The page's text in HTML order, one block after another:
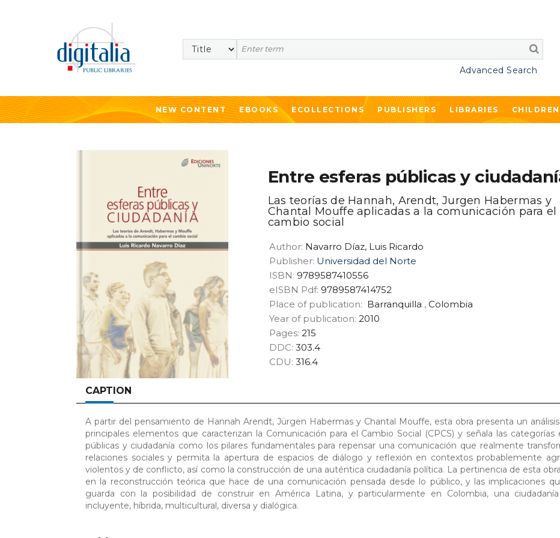
Search
Advanced Search
NEW CONTENT EBOOKS ECOLLECTIONS PUBLISHERS LIBRARIES
Entre esferas públicas y
Las teorías de Hannah, Arendt, Jurgen Habermas y
Chantal Mouffe aplicadas a la comunicación para el
cambio social
Author: Navarro Díaz, Luis Ricardo
Publisher: Universidad del Norte
ISBN: 9789587410556
eISBN Pdf: 9789587414752
Place of publication: Barranquilla , Colombia
Year of publication: 2010
Pages: 215
DDC: 303.4
CDU: 316.4
CAPTION
A partir del pensamiento de Hannah Arendt, Jürgen Habermas y Chantal Mouffe, esta obra presenta un
principales elementos que caracterizan la Comunicación para el Cambio Social (CPCS) y señala las categorías
públicas y ciudadanía como los pilares fundamentales para repensar una comunicación que realmente
relaciones sociales y permita la apertura de espacios de diálogo y reflexión en contextos probablemente
violentos y de conflicto, así como la construcción de una auténtica ciudadanía política. La pertinencia de esta
en la reconstrucción teórica que hace de una comunicación pensada desde lo público, y las implicaciones
guarda con la posibilidad de construir en América Latina, y particularmente en Colombia, una ciudadanía
incluyente, híbrida, multicultural, diversa y dialógica.